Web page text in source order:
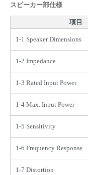
スピーカー部仕様
項目
1-1 Speaker Dimensions
1-2 Impedance
1-3 Rated Input Power
1-4 Max. Input Power
1-5 Sensitivity
1-6 Frequency Response
1-7 Distortion